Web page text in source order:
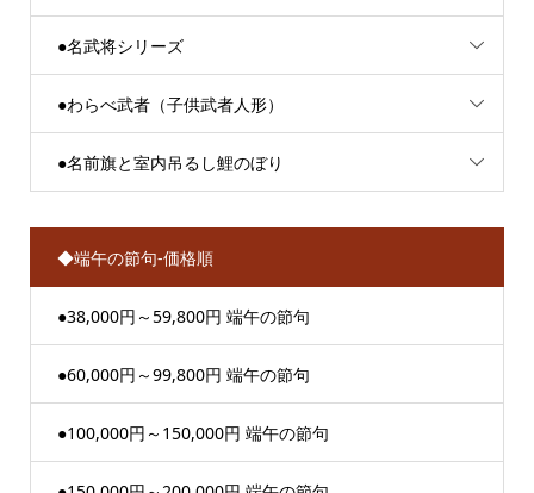
●名武将シリーズ
●わらべ武者（子供武者人形）
●名前旗と室内吊るし鯉のぼり
◆端午の節句-価格順
●38,000円～59,800円 端午の節句
●60,000円～99,800円 端午の節句
●100,000円～150,000円 端午の節句